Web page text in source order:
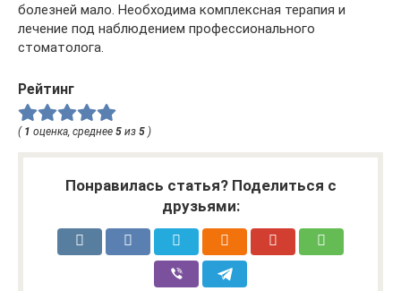
болезней мало. Необходима комплексная терапия и
лечение под наблюдением профессионального
стоматолога.
Рейтинг
( 1 оценка, среднее 5 из 5 )
Понравилась статья? Поделиться с
друзьями: